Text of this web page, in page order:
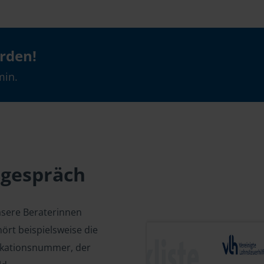
Beraterinnen
beispielsweise die
der